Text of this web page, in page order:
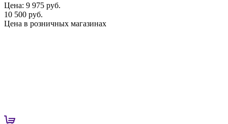
Цена: 9 975 руб.
10 500 руб.
Цена в розничных магазинах